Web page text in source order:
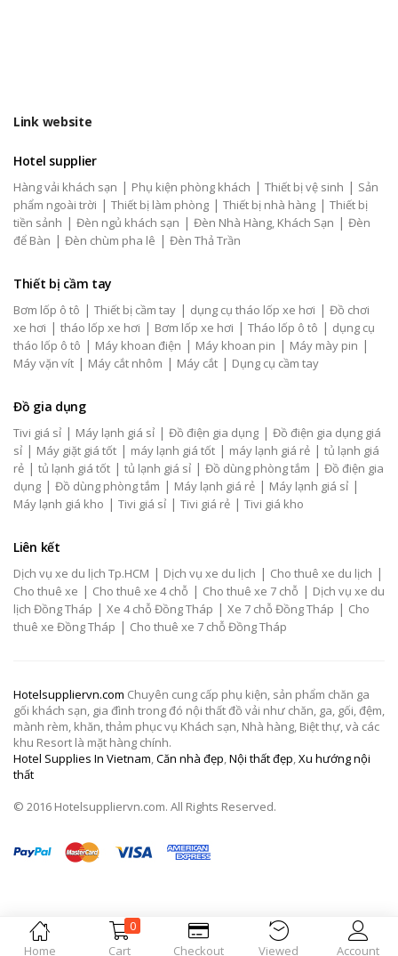
Home
0
Cart
Checkout Viewed Account
Link website
Hotel supplier
Hàng vải khách sạn | Phụ kiện phòng khách | Thiết bị vệ sinh | Sản
phẩm ngoài trời | Thiết bị làm phòng | Thiết bị nhà hàng | Thiết bị
tiền sảnh | Đèn ngủ khách sạn | Đèn Nhà Hàng, Khách Sạn | Đèn
để Bàn | Đèn chùm pha lê | Đèn Thả Trần
Thiết bị cầm tay
Bơm lốp ô tô | Thiết bị cầm tay | dụng cụ tháo lốp xe hơi | Đồ chơi
xe hơi | tháo lốp xe hơi | Bơm lốp xe hơi | Tháo lốp ô tô | dụng cụ
tháo lốp ô tô | Máy khoan điện | Máy khoan pin | Máy mày pin |
Máy vặn vít | Máy cắt nhôm | Máy cắt | Dụng cụ cầm tay
Đồ gia dụng
Tivi giá sỉ | Máy lạnh giá sỉ | Đồ điện gia dụng | Đồ điện gia dụng giá
sỉ | Máy giặt giá tốt | máy lạnh giá tốt | máy lạnh giá rẻ | tủ lạnh giá
rẻ | tủ lạnh giá tốt | tủ lạnh giá sỉ | Đồ dùng phòng tắm | Đồ điện gia
dụng | Đồ dùng phòng tắm | Máy lạnh giá rẻ | Máy lạnh giá sỉ |
Máy lạnh giá kho | Tivi giá sỉ | Tivi giá rẻ | Tivi giá kho
Liên kết
Dịch vụ xe du lịch Tp.HCM | Dịch vụ xe du lịch | Cho thuê xe du lịch |
Cho thuê xe | Cho thuê xe 4 chỗ | Cho thuê xe 7 chỗ | Dịch vụ xe du
lịch Đồng Tháp | Xe 4 chỗ Đồng Tháp | Xe 7 chỗ Đồng Tháp | Cho
thuê xe Đồng Tháp | Cho thuê xe 7 chỗ Đồng Tháp
Hotelsuppliervn.com Chuyên cung cấp phụ kiện, sản phẩm chăn ga
gối khách sạn, gia đình trong đó nội thất đồ vải như chăn, ga, gối, đệm,
mành rèm, khăn, thảm phục vụ Khách sạn, Nhà hàng, Biệt thự, và các
khu Resort là mặt hàng chính.
Hotel Supplies In Vietnam,Căn nhà đẹp,Nội thất đẹp,Xu hướng nội
thất
© 2016 Hotelsuppliervn.com. All Rights Reserved.